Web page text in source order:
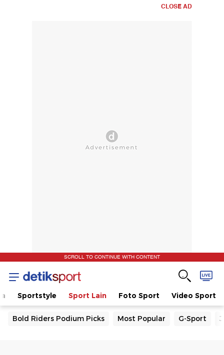
CLOSE AD
SCROLL TO CONTINUE WITH CONTENT
Sportstyle Sport Lain Foto Sport Video Sport
Bold Riders Podium Picks Most Popular G-Sport